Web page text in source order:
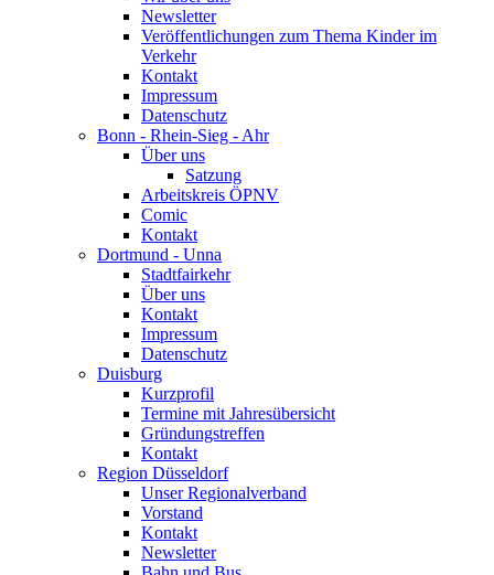
Newsletter
Veröffentlichungen zum Thema Kinder im
Verkehr
Kontakt
Impressum
Datenschutz
Bonn - Rhein-Sieg - Ahr
Über uns
Satzung
Arbeitskreis ÖPNV
Comic
Kontakt
Dortmund - Unna
Stadtfairkehr
Über uns
Kontakt
Impressum
Datenschutz
Duisburg
Kurzprofil
Termine mit Jahresübersicht
Gründungstreffen
Kontakt
Region Düsseldorf
Unser Regionalverband
Vorstand
Kontakt
Newsletter